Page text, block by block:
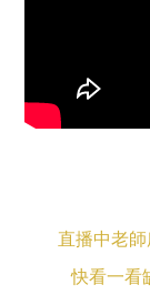
直播中老
快看一看